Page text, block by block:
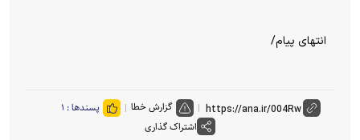
انتهای پیام/
گزارش خطا پسندها : ۱
اشتراک گذاری